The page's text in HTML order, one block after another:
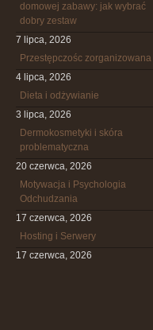
domowej zabawy: jak wybrać
dobry zestaw
7 lipca, 2026
Przestępczośc zorganizowana
4 lipca, 2026
Dieta i odżywianie
3 lipca, 2026
Dermokosmetyki i skóra
problematyczna
20 czerwca, 2026
Motywacja i Psychologia
Odchudzania
17 czerwca, 2026
Hosting i Serwery
17 czerwca, 2026